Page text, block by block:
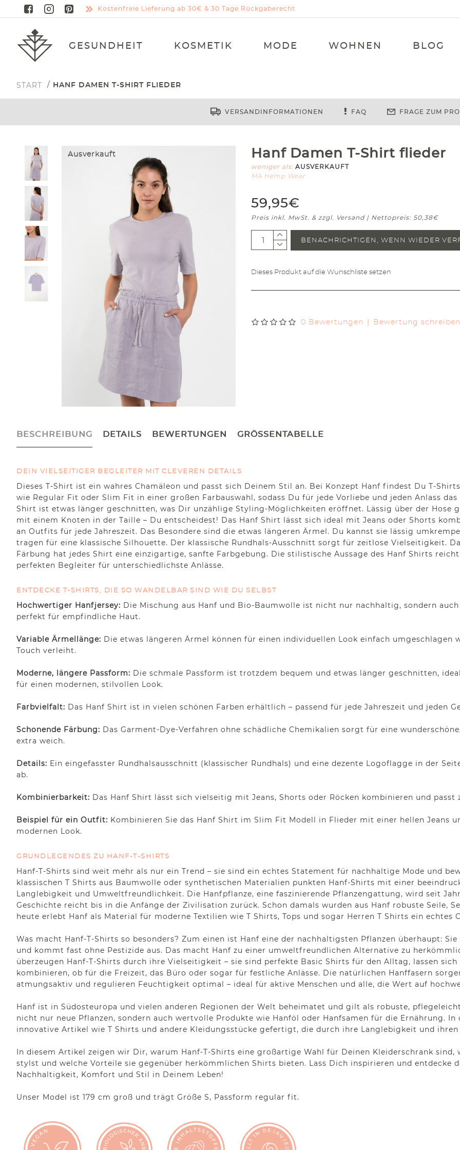
Kostenfreie Lieferung ab 30€ & 30 Tage Rückgaberecht
GESUNDHEIT KOSMETIK MODE WOHNEN BLOG
START HANF DAMEN T-SHIRT FLIEDER
VERSANDINFORMATIONEN FAQ FRAGE ZUM
Ausverkauft Hanf Damen T-Shirt flieder
weniger als: AUSVERKAUFT
MA Hemp Wear
0 Bewertungen | Bewertung schreiben
59,95€
Preis inkl. MwSt. & zzgl. Versand | Nettopreis: 50,38€
BENACHRICHTIGEN, WENN WIEDER
Dieses Produkt auf die Wunschliste setzen
BESCHREIBUNG DETAILS BEWERTUNGEN GRÖSSENTABELLE
DEIN VIELSEITIGER BEGLEITER MIT CLEVEREN DETAILS
Dieses T-Shirt ist ein wahres Chamäleon und passt sich Deinem Stil an. Bei Konzept Hanf findest Du T-
wie Regular Fit oder Slim Fit in einer großen Farbauswahl, sodass Du für jede Vorliebe und jeden Anlass
Shirt ist etwas länger geschnitten, was Dir unzählige Styling-Möglichkeiten eröffnet. Lässig über der Hose
mit einem Knoten in der Taille – Du entscheidest! Das Hanf Shirt lässt sich ideal mit Jeans oder Shorts
an Outfits für jede Jahreszeit. Das Besondere sind die etwas längeren Ärmel. Du kannst sie lässig
tragen für eine klassische Silhouette. Der klassische Rundhals-Ausschnitt sorgt für zeitlose Vielseitigkeit.
Färbung hat jedes Shirt eine einzigartige, sanfte Farbgebung. Die stilistische Aussage des Hanf Shirts
perfekten Begleiter für unterschiedlichste Anlässe.
ENTDECKE T-SHIRTS, DIE SO WANDELBAR SIND WIE DU SELBST
Hochwertiger Hanfjersey: Die Mischung aus Hanf und Bio-Baumwolle ist nicht nur nachhaltig, sondern
perfekt für empfindliche Haut.
Variable Ärmellänge: Die etwas längeren Ärmel können für einen individuellen Look einfach umgeschlagen
Touch verleiht.
Moderne, längere Passform: Die schmale Passform ist trotzdem bequem und etwas länger geschnitten,
für einen modernen, stilvollen Look.
Farbvielfalt: Das Hanf Shirt ist in vielen schönen Farben erhältlich – passend für jede Jahreszeit und jeden
Schonende Färbung: Das Garment-Dye-Verfahren ohne schädliche Chemikalien sorgt für eine
extra weich.
Details: Ein eingefasster Rundhalsausschnitt (klassischer Rundhals) und eine dezente Logoflagge in der
ab.
Kombinierbarkeit: Das Hanf Shirt lässt sich vielseitig mit Jeans, Shorts oder Röcken kombinieren und
Beispiel für ein Outfit: Kombinieren Sie das Hanf Shirt im Slim Fit Modell in Flieder mit einer hellen Jeans
modernen Look.
GRUNDLEGENDES ZU HANF-T-SHIRTS
Hanf-T-Shirts sind weit mehr als nur ein Trend – sie sind ein echtes Statement für nachhaltige Mode und
klassischen T Shirts aus Baumwolle oder synthetischen Materialien punkten Hanf-Shirts mit einer
Langlebigkeit und Umweltfreundlichkeit. Die Hanfpflanze, eine faszinierende Pflanzengattung, wird seit
Geschichte reicht bis in die Anfänge der Zivilisation zurück. Schon damals wurden aus Hanf robuste Seile,
heute erlebt Hanf als Material für moderne Textilien wie T Shirts, Tops und sogar Herren T Shirts ein echtes
Was macht Hanf-T-Shirts so besonders? Zum einen ist Hanf eine der nachhaltigsten Pflanzen überhaupt:
und kommt fast ohne Pestizide aus. Das macht Hanf zu einer umweltfreundlichen Alternative zu
überzeugen Hanf-T-Shirts durch ihre Vielseitigkeit – sie sind perfekte Basic Shirts für den Alltag, lassen sich
kombinieren, ob für die Freizeit, das Büro oder sogar für festliche Anlässe. Die natürlichen Hanffasern
atmungsaktiv und regulieren Feuchtigkeit optimal – ideal für aktive Menschen und alle, die Wert auf
Hanf ist in Südosteuropa und vielen anderen Regionen der Welt beheimatet und gilt als robuste,
nicht nur neue Pflanzen, sondern auch wertvolle Produkte wie Hanföl oder Hanfsamen für die Ernährung. In
innovative Artikel wie T Shirts und andere Kleidungsstücke gefertigt, die durch ihre Langlebigkeit und
In diesem Artikel zeigen wir Dir, warum Hanf-T-Shirts eine großartige Wahl für Deinen Kleiderschrank
stylst und welche Vorteile sie gegenüber herkömmlichen Shirts bieten. Lass Dich inspirieren und entdecke
Nachhaltigkeit, Komfort und Stil in Deinem Leben!
Unser Model ist 179 cm groß und trägt Größe S, Passform regular fit.